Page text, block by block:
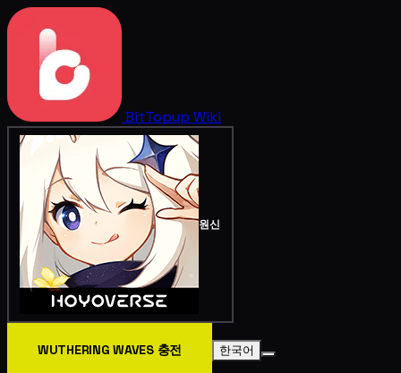
BitTopup Wiki
원신
WUTHERING WAVES 충전 한국어